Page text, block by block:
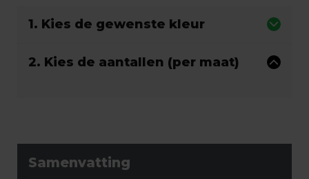
1. Kies de gewenste kleur
2. Kies de aantallen (per maat)
Samenvatting